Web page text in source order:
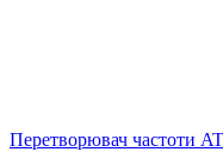
Перетворювач частоти